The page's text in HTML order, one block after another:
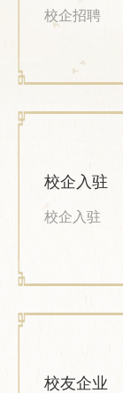
校企招聘
校企入驻
校企入驻
校友企业